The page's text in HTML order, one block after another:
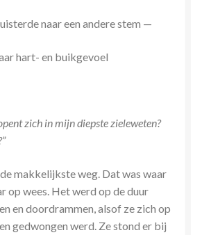
naar een andere stem —
hart- en buikgevoel
zich in mijn diepste zieleweten?
makkelijkste weg. Dat was waar
op wees. Het werd op de duur
en doordrammen, alsof ze zich op
gedwongen werd. Ze stond er bij